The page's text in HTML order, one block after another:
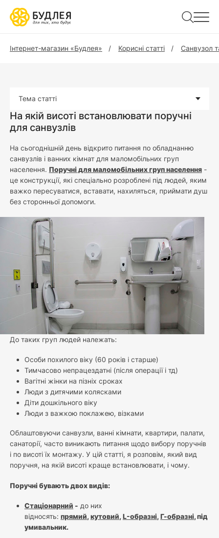
Інтернет-магазин «Будлея» Корисні статті Санвузол
Тема статті
На якій висоті встановлювати поручні
для санвузлів
На сьогоднішній день відкрито питання по обладнанню
санвузлів і ванних кімнат для маломобільних груп
населення. Поручні для маломобільних груп населення -
це конструкції, які спеціально розроблені під людей, яким
важко пересуватися, вставати, нахиляться, приймати душ
без сторонньої допомоги.
До таких груп людей належать:
Особи похилого віку (60 років і старше)
Тимчасово непрацездатні (після операції і тд)
Вагітні жінки на пізніх сроках
Люди з дитячими колясками
Діти дошкільного віку
Люди з важкою поклажею, візками
Облаштовуючи санвузли, ванні кімнати, квартири, палати,
санаторії, часто виникають питання щодо вибору поручнів
і по висоті їх монтажу. У цій статті, я розповім, який вид
поручня, на якій висоті краще встановлювати, і чому.
Поручні бувають двох видів:
Стаціонарний - до них
відносять: прямий, кутовий, L-образні, Г-образні, під
умивальник.